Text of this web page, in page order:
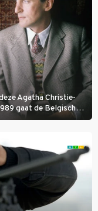
Agatha Christie-
gaat de Belgische
raakt al snel